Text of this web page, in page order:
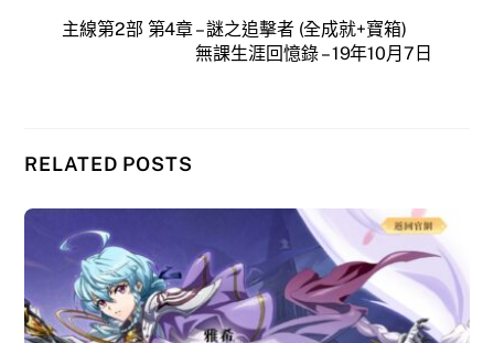
主線第2部 第4章 – 謎之追擊者 (全成就+寶箱)
無課生涯回憶錄 – 19年10月7日
RELATED POSTS